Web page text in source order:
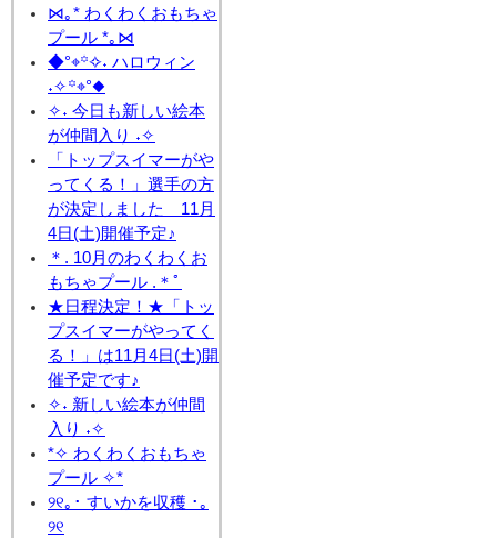
⋈｡* わくわくおもちゃ
プール *｡⋈
◆°⌖꙳✧˖ ハロウィン
˖✧꙳⌖°◆
✧˖ 今日も新しい絵本
が仲間入り ˖✧
「トップスイマーがや
ってくる！」選手の方
が決定しました 11月
4日(土)開催予定♪
＊. 10月のわくわくお
もちゃプール .＊ﾟ
★日程決定！★「トッ
プスイマーがやってく
る！」は11月4日(土)開
催予定です♪
✧˖ 新しい絵本が仲間
入り ˖✧
*✧ わくわくおもちゃ
プール ✧*
୨୧｡･ すいかを収穫 ･｡
୨୧